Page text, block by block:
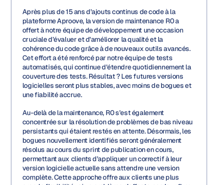
Après plus de 15 ans d’ajouts continus de code à la
plateforme Aproove, la version de maintenance R0 a
offert à notre équipe de développement une occasion
cruciale d’évaluer et d’améliorer la qualité et la
cohérence du code grâce à de nouveaux outils avancés.
Cet effort a été renforcé par notre équipe de tests
automatisés, qui continue d’étendre quotidiennement la
couverture des tests. Résultat ? Les futures versions
logicielles seront plus stables, avec moins de bogues et
une fiabilité accrue.
Au-delà de la maintenance, R0 s’est également
concentrée sur la résolution de problèmes de bas niveau
persistants qui étaient restés en attente. Désormais, les
bogues nouvellement identifiés seront généralement
résolus au cours du sprint de publication en cours,
permettant aux clients d’appliquer un correctif à leur
version logicielle actuelle sans attendre une version
complète. Cette approche offre aux clients une plus